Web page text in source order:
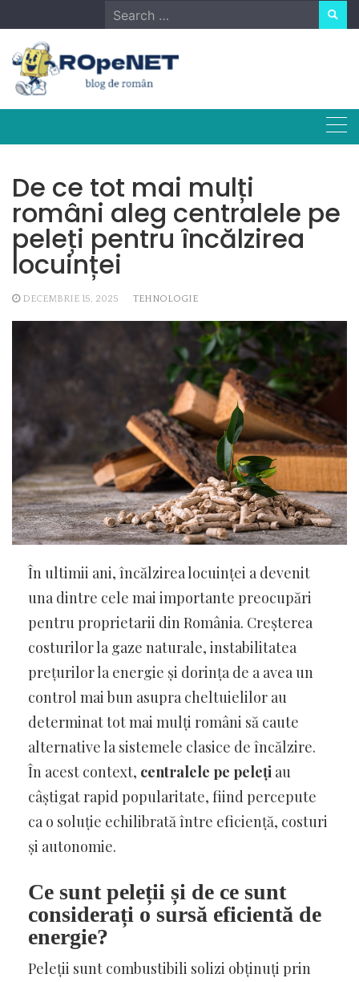
to
content
Search
for:
De ce tot mai mulți
români aleg centralele pe
peleți pentru încălzirea
locuinței
DECEMBRIE 15, 2025 TEHNOLOGIE
În ultimii ani, încălzirea locuinței a devenit
una dintre cele mai importante preocupări
pentru proprietarii din România. Creșterea
costurilor la gaze naturale, instabilitatea
prețurilor la energie și dorința de a avea un
control mai bun asupra cheltuielilor au
determinat tot mai mulți români să caute
alternative la sistemele clasice de încălzire.
În acest context, centralele pe peleți au
câștigat rapid popularitate, fiind percepute
ca o soluție echilibrată între eficiență, costuri
și autonomie.
Ce sunt peleții și de ce sunt
considerați o sursă eficientă de
energie?
Peleții sunt combustibili solizi obținuți prin